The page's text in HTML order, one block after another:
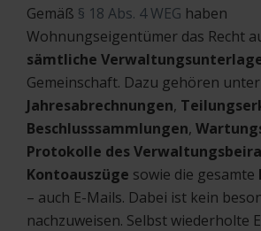
Gemäß § 18 Abs. 4 WEG haben
Wohnungseigentümer das Recht
sämtliche
Gemeinschaft. Dazu gehören
Jahresabrechnungen,
Beschlusssammlungen,
Protokolle des
Kontoauszüge sowie die gesamte
– auch E-Mails. Dabei ist kein
nachzuweisen. Selbst wiederholte